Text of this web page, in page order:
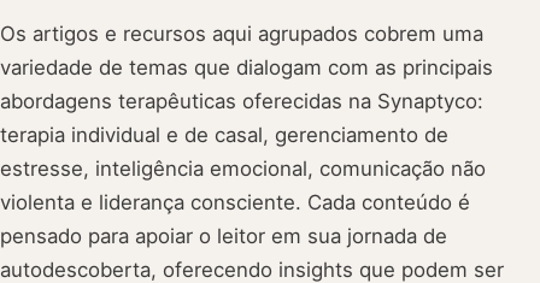
Os artigos e recursos aqui agrupados cobrem uma
variedade de temas que dialogam com as principais
abordagens terapêuticas oferecidas na Synaptyco:
terapia individual e de casal, gerenciamento de
estresse, inteligência emocional, comunicação não
violenta e liderança consciente. Cada conteúdo é
pensado para apoiar o leitor em sua jornada de
autodescoberta, oferecendo insights que podem ser